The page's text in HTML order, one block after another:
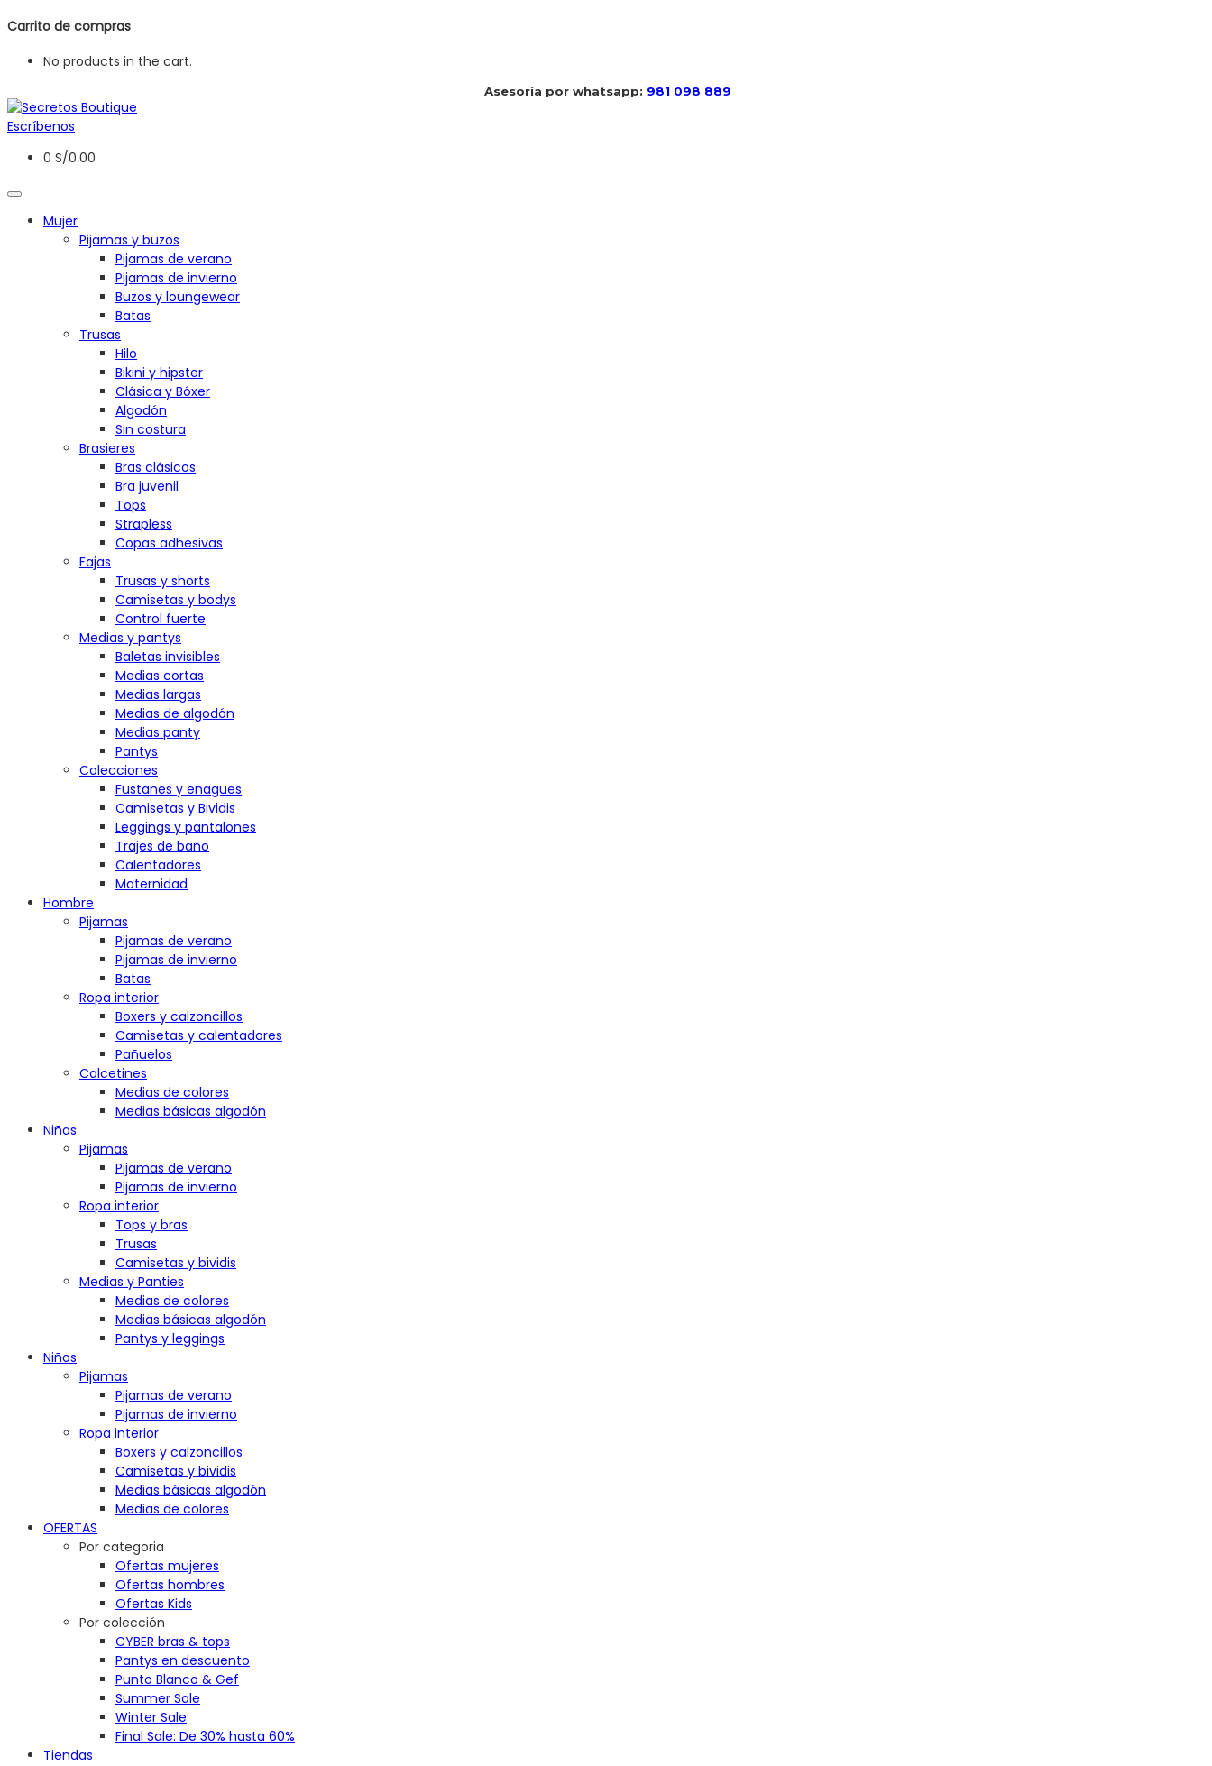
Carrito de compras
No products in the cart.
Asesoría por whatsapp: 981 098 889
Escríbenos
0 S/0.00
Mujer
Pijamas y buzos
Pijamas de verano
Pijamas de invierno
Buzos y loungewear
Batas
Trusas
Hilo
Bikini y hipster
Clásica y Bóxer
Algodón
Sin costura
Brasieres
Bras clásicos
Bra juvenil
Tops
Strapless
Copas adhesivas
Fajas
Trusas y shorts
Camisetas y bodys
Control fuerte
Medias y pantys
Baletas invisibles
Medias cortas
Medias largas
Medias de algodón
Medias panty
Pantys
Colecciones
Fustanes y enagues
Camisetas y Bividis
Leggings y pantalones
Trajes de baño
Calentadores
Maternidad
Hombre
Pijamas
Pijamas de verano
Pijamas de invierno
Batas
Ropa interior
Boxers y calzoncillos
Camisetas y calentadores
Pañuelos
Calcetines
Medias de colores
Medias básicas algodón
Niñas
Pijamas
Pijamas de verano
Pijamas de invierno
Ropa interior
Tops y bras
Trusas
Camisetas y bividis
Medias y Panties
Medias de colores
Medias básicas algodón
Pantys y leggings
Niños
Pijamas
Pijamas de verano
Pijamas de invierno
Ropa interior
Boxers y calzoncillos
Camisetas y bividis
Medias básicas algodón
Medias de colores
OFERTAS
Por categoria
Ofertas mujeres
Ofertas hombres
Ofertas Kids
Por colección
CYBER bras & tops
Pantys en descuento
Punto Blanco & Gef
Summer Sale
Winter Sale
Final Sale: De 30% hasta 60%
Tiendas